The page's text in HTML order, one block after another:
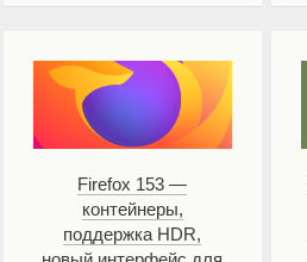
Firefox 153 —
контейнеры,
поддержка HDR,